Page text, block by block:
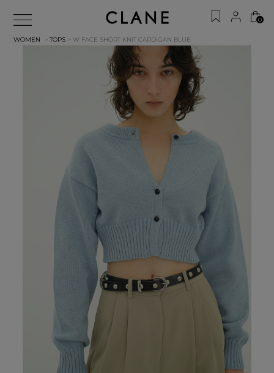
0
WOMEN >TOPS > W FACE SHORT KNIT CARDIGAN BLUE